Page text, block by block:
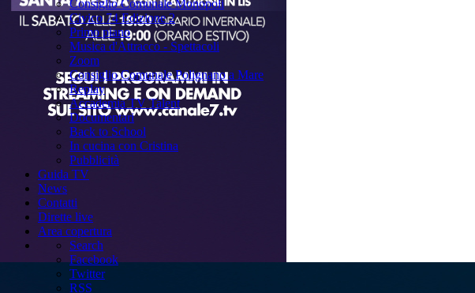
Consiglio Comunale Monopoli
Civico 74 Edizione 2
Primo piano
Musica d'Attracco - Spettacoli
Zoom
Consiglio Comunale Polignano a Mare
Replay
Accademia TV Talent
Documentari
Back to School
In cucina con Cristina
Pubblicità
Guida TV
News
Contatti
Dirette live
Area copertura
Search
Facebook
Twitter
RSS